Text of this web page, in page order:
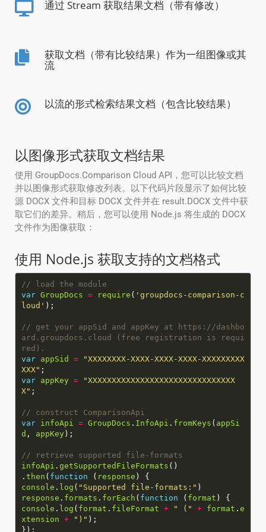
通过 Stream 获取结果文档（带有修改）
获取文档（带有比较结果）作为一组图像或其
流
以流的形式检索结果文档（包含比较结果）
以图像形式获取文档结果
使用 GroupDocs.Comparison Cloud API，您可以比较文档
并以图像形式获取修改列表。以下代码片段显示了如何比较
源 DOCX 文件和目标 DOCX 文件并在 result.DOCX 文件中获
取它们的差异。稍后，您可以使用 Node.js 将生成的 DOCX
文件作为图像获取：
使用 Node.js 获取支持的文档格式
var GroupDocs = require ( 'groupdocs-comparison-c
loud'
// get your appSid and appKey at https://dashbo
ard.groupdocs.cloud (free registration is requi
var
appSid =
"XXXXXXXX-XXXX-XXXX-XXXX-XXXXXXXXX
XXX"
var
appKey =
"XXXXXXXXXXXXXXXXXXXXXXXXXXXXXXX
X"
var
infoApi = GroupDocs . InfoApi . fromKeys ( appSi
d , appKey
infoApi . getSupportedFileFormats
. then ( function ( response
console . log ( "Supported file-formats:"
response . formats . forEach ( function ( format
console . log ( format . fileFormat + " (" + format . e
xtension + ")"